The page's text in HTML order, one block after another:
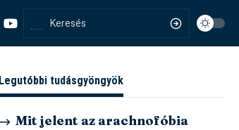
Legutóbbi tudásgyöngyök
Mit jelent az arachnofóbia